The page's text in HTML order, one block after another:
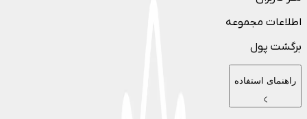
اطلاعات مجموعه
برگشت پول
راهنمای استفاده